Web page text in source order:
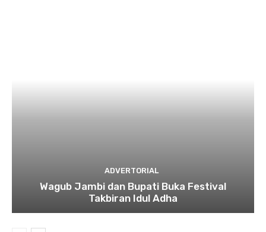
ADVERTORIAL
Wagub Jambi dan Bupati Buka Festival
Takbiran Idul Adha